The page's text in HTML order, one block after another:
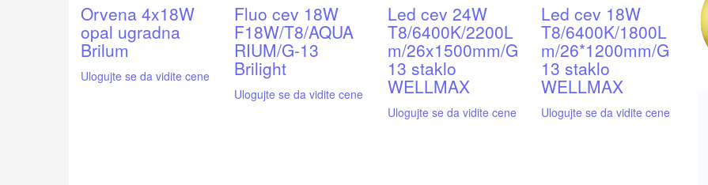
Orvena 4x18W
opal ugradna
Brilum
Ulogujte se da vidite cene
Fluo cev 18W
F18W/T8/AQUA
RIUM/G-13
Brilight
Ulogujte se da vidite cene
Led cev 24W
T8/6400K/2200L
m/26x1500mm/G
13 staklo
WELLMAX
Ulogujte se da vidite cene
Led cev 18W
T8/6400K/1800L
m/26*1200mm/G
13 staklo
WELLMAX
Ulogujte se da vidite cene